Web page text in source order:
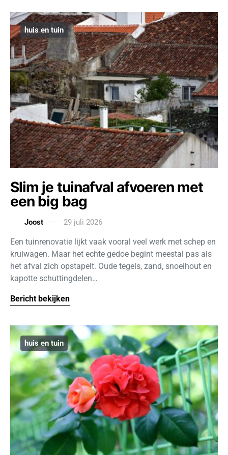
huis en tuin
Slim je tuinafval afvoeren met
een big bag
Joost 29 juli 2026
Een tuinrenovatie lijkt vaak vooral veel werk met schep en
kruiwagen. Maar het echte gedoe begint meestal pas als
het afval zich opstapelt. Oude tegels, zand, snoeihout en
kapotte schuttingdelen…
Bericht bekijken
huis en tuin